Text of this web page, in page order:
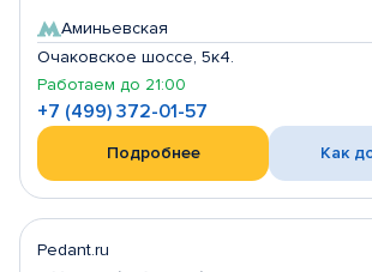
Аминьевская
Очаковское шоссе, 5к4.
Работаем до 21:00
+7 (499) 372-01-57
Подробнее Как
Pedant.ru